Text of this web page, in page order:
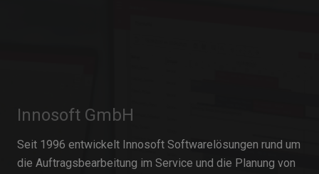
Innosoft GmbH
Seit 1996 entwickelt Innosoft Softwarelösungen rund um
die Auftragsbearbeitung im Service und die Planung von